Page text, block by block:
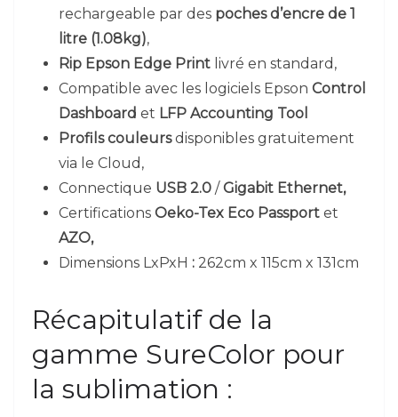
rechargeable par des poches d’encre de 1
litre (1.08kg),
Rip Epson Edge Print livré en standard,
Compatible avec les logiciels Epson Control
Dashboard et LFP Accounting Tool
Profils couleursdisponibles gratuitement
via le Cloud,
Connectique USB 2.0 / Gigabit Ethernet,
Certifications Oeko-Tex Eco Passport et
AZO,
Dimensions LxPxH : 262cm x 115cm x 131cm
Récapitulatif de la
gamme SureColor pour
la sublimation :